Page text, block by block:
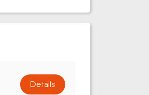
Details